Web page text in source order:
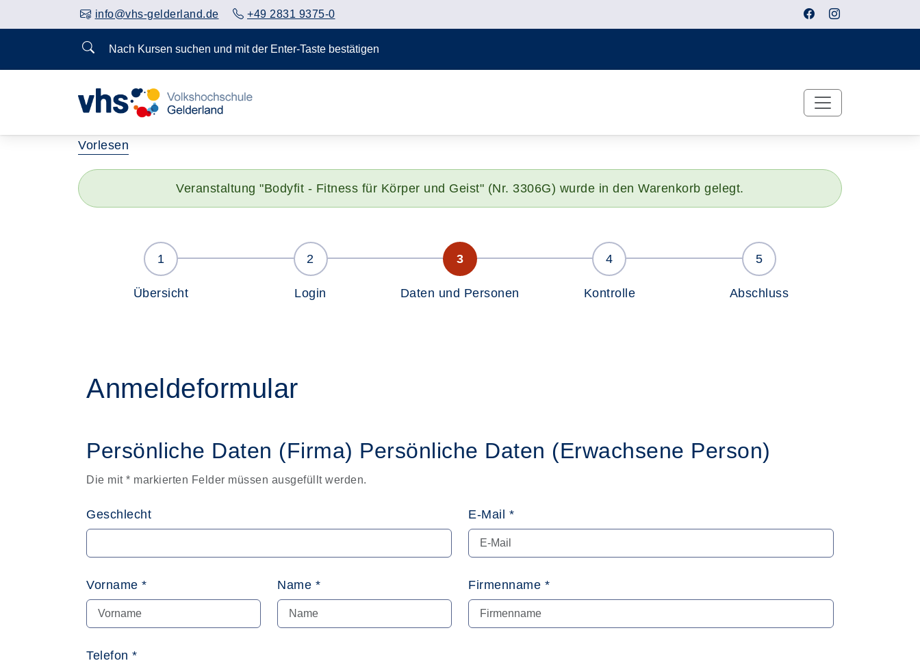
info@vhs-gelderland.de +49 2831 9375-0
Nach Kursen suchen und mit der Enter-Taste bestätigen
Vorlesen
Veranstaltung "Bodyfit - Fitness für Körper und Geist" (Nr. 3306G) wurde in den Warenkorb gelegt.
Übersicht Login Daten und Personen Kontrolle Abschluss
Anmeldeformular
Persönliche Daten (Firma) Persönliche Daten (Erwachsene Person)
Die mit * markierten Felder müssen ausgefüllt werden.
Geschlecht E-Mail *
Vorname * Name * Firmenname *
Telefon *